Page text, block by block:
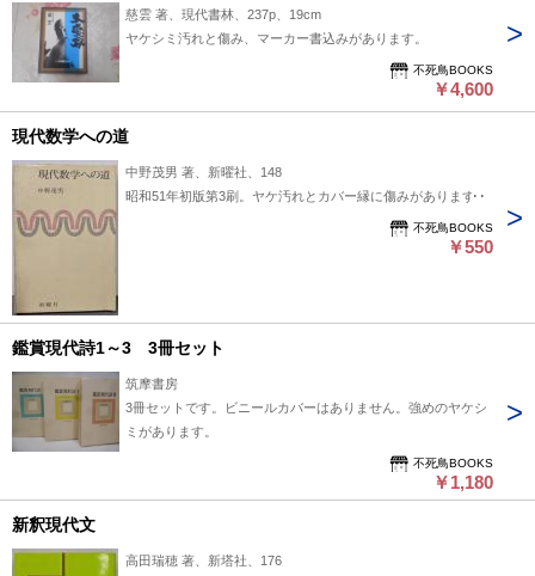
慈雲 著、現代書林、237p、19cm
ヤケシミ汚れと傷み、マーカー書込みがあります。
不死鳥BOOKS
￥4,600
現代数学への道
中野茂男 著、新曜社、148
昭和51年初版第3刷。ヤケ汚れとカバー縁に傷みがあります。
不死鳥BOOKS
￥550
鑑賞現代詩1～3 3冊セット
筑摩書房
3冊セットです。ビニールカバーはありません。強めのヤケシ
ミがあります。
不死鳥BOOKS
￥1,180
新釈現代文
高田瑞穂 著、新塔社、176